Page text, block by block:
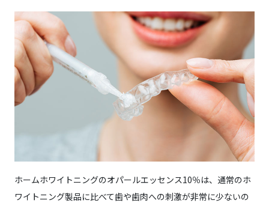
ホームホワイトニングのオパールエッセンス10％は、通常のホ
ワイトニング製品に比べて歯や歯肉への刺激が非常に少ないの